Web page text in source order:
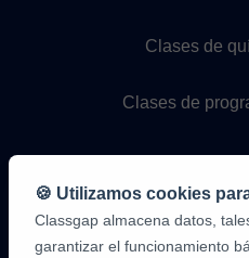
Clases de
Clases de
🍪 Utilizamos cookies
Classgap almacena datos,
garantizar el funcionamiento